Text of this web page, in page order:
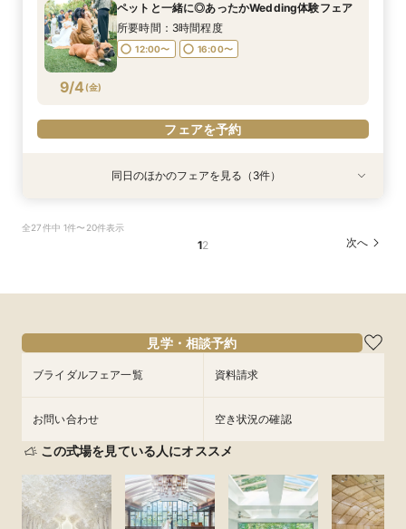
9/2(水)
チャペル・貸切ガーデン含む平日にゆっくりご見
学♪
所要時間：3時間程度
12:00〜 16:00〜
9/2(水)
9/2(水)
9/4 (金)
ペットと一緒に◎あったかWedding体験フェア
所要時間：3時間程度
12:00〜 16:00〜
フェアを予約
特典あり
9/4
立地×おもてなし挙式◆来館でギフト券1万円プレ
ゼント＆12大豪華特典／3万円相当豪華試食＆緑
12:00〜 16:00〜
フェアを予約
特典あり
9/4
談会
フェアを予約
特典あり
9/4
試食付
フェアを予約
同日のほかのフェアを見る（3件）
全27件中 1件〜20件表示
12 次へ
見学・相談予約
ブライダルフェア一覧 資料請求
お問い合わせ 空き状況の確認
この式場を見ている人にオススメ